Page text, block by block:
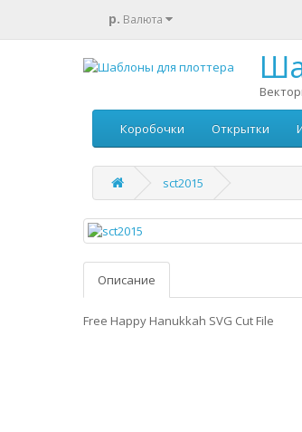
р. Валюта
Коробочки Открытки
sct2015
Описание
Free Happy Hanukkah SVG Cut File